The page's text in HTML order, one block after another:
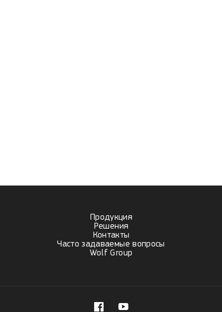
Продукция
Решения
Контакты
Часто задаваемые вопросы
Wolf Group